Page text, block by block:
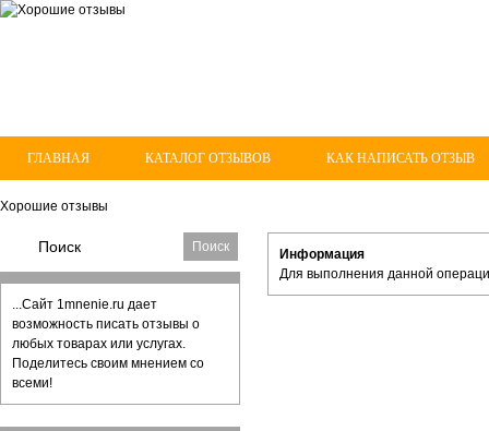
ГЛАВНАЯ КАТАЛОГ ОТЗЫВОВ КАК НАПИСАТЬ ОТЗЫВ
Хорошие отзывы
...Сайт 1mnenie.ru дает
возможность писать отзывы о
любых товарах или услугах.
Поделитесь своим мнением со
всеми!
Информация
Для выполнения данной